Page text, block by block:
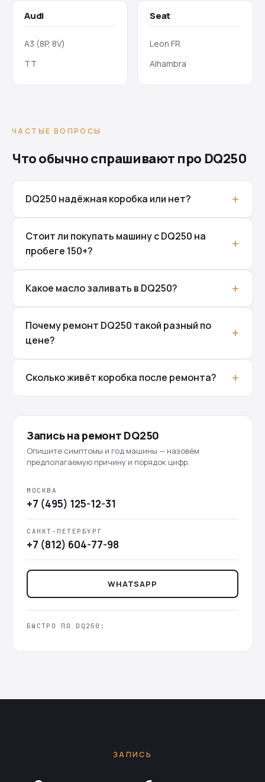
Audi
A3 (8P, 8V)
TT
Seat
Leon FR
Alhambra
ЧАСТЫЕ ВОПРОСЫ
Что обычно спрашивают про DQ250
DQ250 надёжная коробка или нет?
Стоит ли покупать машину с DQ250 на
пробеге 150+?
Какое масло заливать в DQ250?
Почему ремонт DQ250 такой разный по
цене?
Сколько живёт коробка после ремонта?
Запись на ремонт DQ250
Опишите симптомы и год машины — назовём
предполагаемую причину и порядок цифр.
МОСКВА
+7 (495) 125-12-31
САНКТ-ПЕТЕРБУРГ
+7 (812) 604-77-98
WHATSAPP
БЫСТРО ПО DQ250:
ЗАПИСЬ